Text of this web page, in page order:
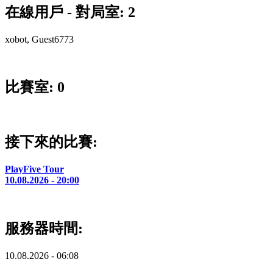
在線用戶 - 對局室: 2
xobot, Guest6773
比賽室: 0
接下來的比賽:
PlayFive Tour
10.08.2026 - 20:00
服務器時間:
10.08.2026 - 06:08